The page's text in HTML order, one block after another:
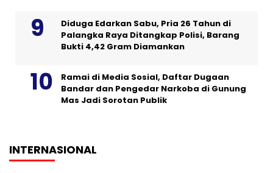
Diduga Edarkan Sabu, Pria 26 Tahun di
Palangka Raya Ditangkap Polisi, Barang
Bukti 4,42 Gram Diamankan
Ramai di Media Sosial, Daftar Dugaan
Bandar dan Pengedar Narkoba di Gunung
Mas Jadi Sorotan Publik
INTERNASIONAL